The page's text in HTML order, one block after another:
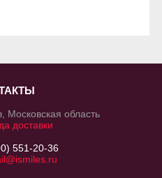
Московская область
доставки
551-20-36